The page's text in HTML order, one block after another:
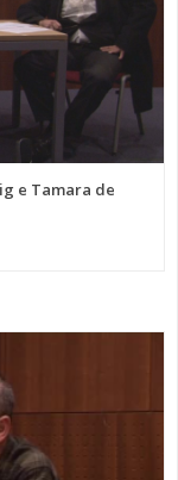
e Tamara de